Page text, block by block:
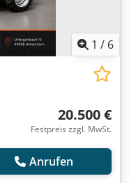
1 / 6
20.500 €
Festpreis zzgl. MwSt.
Anrufen